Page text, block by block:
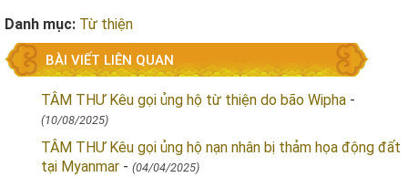
Danh mục: Từ thiện
BÀI VIẾT LIÊN QUAN
TÂM THƯ Kêu gọi ủng hộ từ thiện do bão Wipha -
(10/08/2025)
TÂM THƯ Kêu gọi ủng hộ nạn nhân bị thảm họa động đất
tại Myanmar - (04/04/2025)